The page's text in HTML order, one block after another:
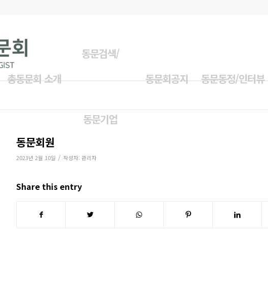
총동문회 소개
동문검색/
동문기업
동문회공지 동문동정/인터뷰
동문회원
2023년 2월 10일 / 작성자: 관리자
Share this entry